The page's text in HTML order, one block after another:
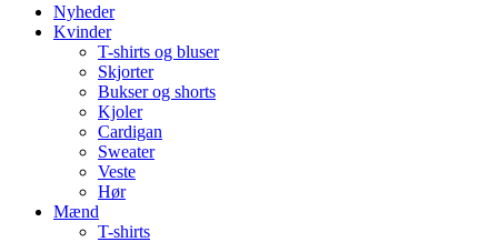
Nyheder
Kvinder
T-shirts og bluser
Skjorter
Bukser og shorts
Kjoler
Cardigan
Sweater
Veste
Hør
Mænd
T-shirts